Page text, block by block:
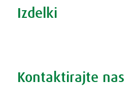
Izdelki
Kontaktirajte nas